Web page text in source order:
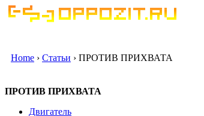
Home › Статьи › ПРОТИВ ПРИХВАТА
ПРОТИВ ПРИХВАТА
Двигатель